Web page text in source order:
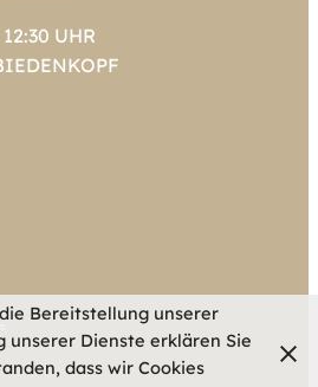
UHR
Bereitstellung unserer
unserer Dienste erklären Sie
dass wir Cookies